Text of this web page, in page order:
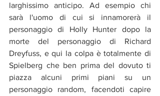
larghissimo anticipo. Ad esempio chi
sarà l'uomo di cui si innamorerà il
personaggio di Holly Hunter dopo la
morte del personaggio di Richard
Dreyfuss, e qui la colpa è totalmente di
Spielberg che ben prima del dovuto ti
piazza alcuni primi piani su un
personaggio random, facendoti capire